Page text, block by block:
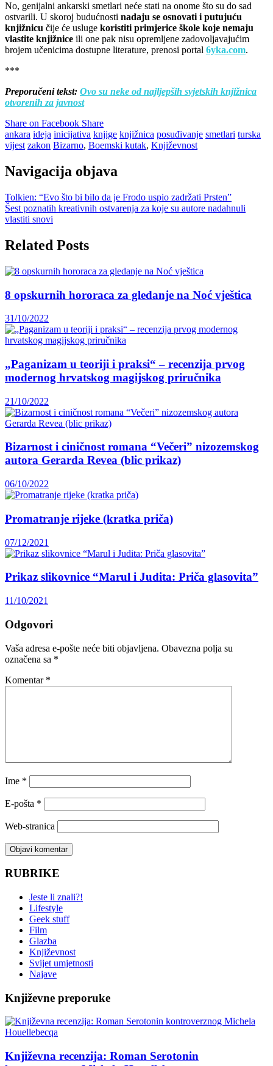
No, genijalni ankarski smetlari neće stati na onome što su do sad
ostvarili. U skoroj budućnosti nadaju se osnovati i putujuću
knjižnicu čije će usluge koristiti primjerice škole koje nemaju
vlastite knjižnice ili one pak nisu opremljene zadovoljavajućim
brojem učenicima dostupne literature, prenosi portal 6yka.com.
***
Preporučeni tekst: Ovo su neke od najljepših svjetskih knjižnica
otvorenih za javnost
Share on Facebook Share
ankara ideja inicijativa knjige knjižnica posuđivanje smetlari turska
vijest zakon Bizarno, Boemski kutak, Književnost
Navigacija objava
Tolkien: “Evo što bi bilo da je Frodo uspio zadržati Prsten”
Šest poznatih kreativnih ostvarenja za koje su autore nadahnuli
vlastiti snovi
Related Posts
8 opskurnih hororaca za gledanje na Noć vještica
31/10/2022
„Paganizam u teoriji i praksi“ – recenzija prvog
modernog hrvatskog magijskog priručnika
21/10/2022
Bizarnost i ciničnost romana “Večeri” nizozemskog
autora Gerarda Revea (blic prikaz)
06/10/2022
Promatranje rijeke (kratka priča)
07/12/2021
Prikaz slikovnice “Marul i Judita: Priča glasovita”
11/10/2021
Odgovori
Vaša adresa e-pošte neće biti objavljena. Obavezna polja su
označena sa *
Komentar *
Ime *
E-pošta *
Web-stranica
RUBRIKE
Jeste li znali?!
Lifestyle
Geek stuff
Film
Glazba
Književnost
Svijet umjetnosti
Najave
Književne preporuke
Književna recenzija: Roman Serotonin